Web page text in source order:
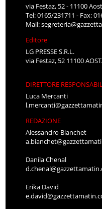
via Festaz, 52 - 11100
Tel: 0165/231711 - Fax:
Mail:
Editore
LG PRESSE S.R.L.
via Festaz, 52 11100
DIRETTORE
Luca Mercanti
REDAZIONE
Alessandro Bianchet
Danila Chenal
Erika David